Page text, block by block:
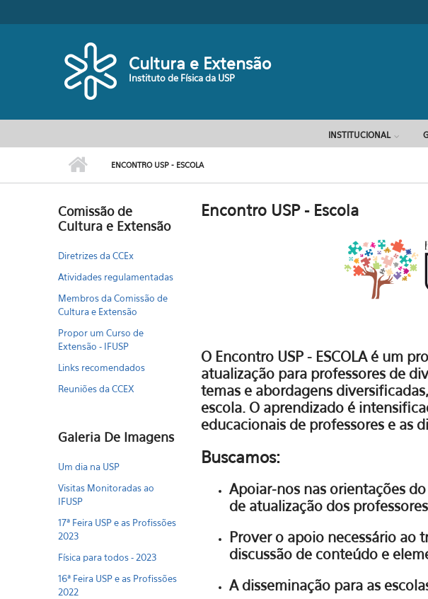
Cultura e Extensão
Instituto de Física da USP
INSTITUCIONAL
ENCONTRO USP - ESCOLA
Comissão de
Cultura e Extensão
Diretrizes da CCEx
Atividades regulamentadas
Membros da Comissão de
Cultura e Extensão
Propor um Curso de
Extensão - IFUSP
Links recomendados
Reuniões da CCEX
Galeria De Imagens
Um dia na USP
Visitas Monitoradas ao
IFUSP
17ª Feira USP e as Profissões
2023
Física para todos - 2023
16ª Feira USP e as Profissões
2022
Encontro USP - Escola
O Encontro USP - ESCOLA é um
atualização para professores de
temas e abordagens
escola. O aprendizado é
educacionais de professores e as
Buscamos:
Apoiar-nos nas orientações
de atualização dos
Prover o apoio necessário ao
discussão de conteúdo e
A disseminação para as